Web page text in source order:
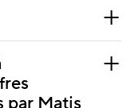
les tendances
dans les œuvres
par Matis